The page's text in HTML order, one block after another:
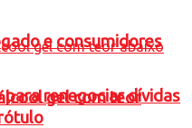
e consumidores
renegociar dívidas
gel com teor